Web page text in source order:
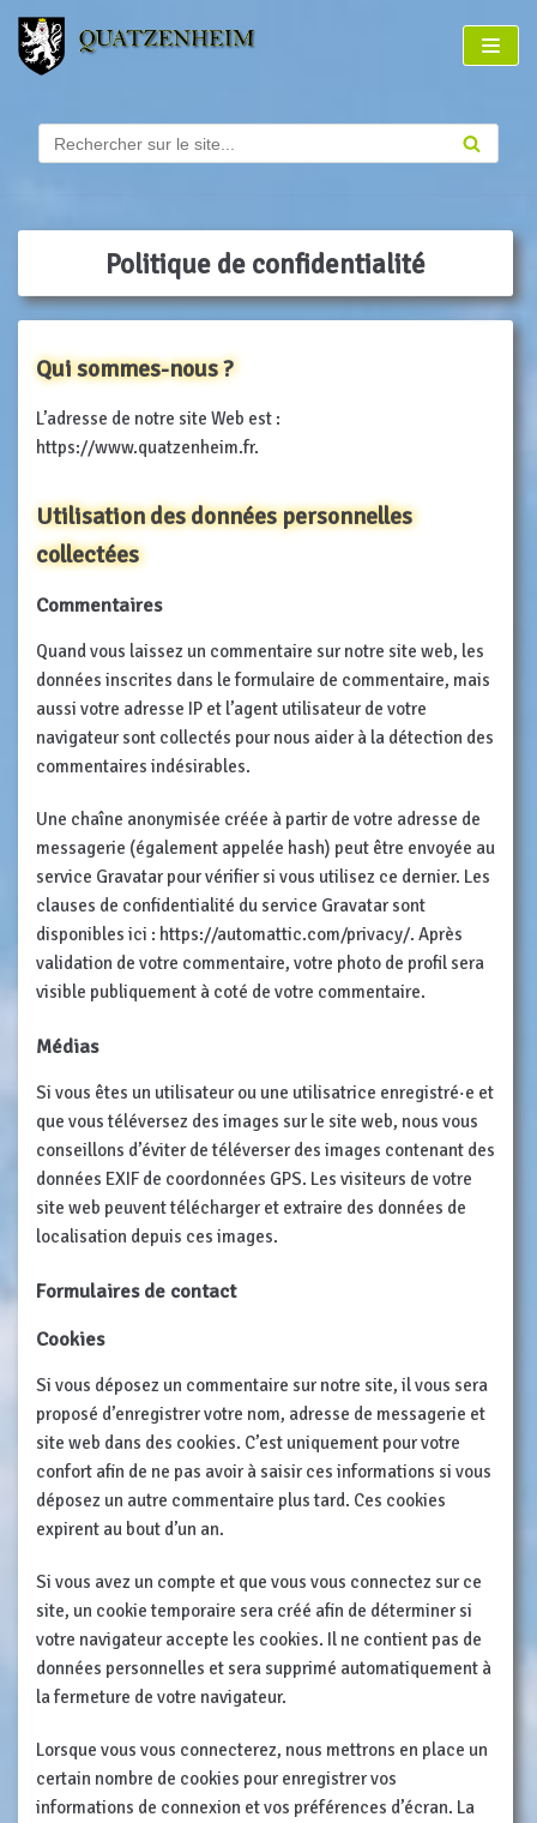
Aller
au
Politique de confidentialité
Qui sommes-nous ?
L’adresse de notre site Web est :
https://www.quatzenheim.fr.
Utilisation des données personnelles
collectées
Commentaires
Quand vous laissez un commentaire sur notre site web, les
données inscrites dans le formulaire de commentaire, mais
aussi votre adresse IP et l’agent utilisateur de votre
navigateur sont collectés pour nous aider à la détection des
commentaires indésirables.
Une chaîne anonymisée créée à partir de votre adresse de
messagerie (également appelée hash) peut être envoyée au
service Gravatar pour vérifier si vous utilisez ce dernier. Les
clauses de confidentialité du service Gravatar sont
disponibles ici : https://automattic.com/privacy/. Après
validation de votre commentaire, votre photo de profil sera
visible publiquement à coté de votre commentaire.
Médias
Si vous êtes un utilisateur ou une utilisatrice enregistré·e et
que vous téléversez des images sur le site web, nous vous
conseillons d’éviter de téléverser des images contenant des
données EXIF de coordonnées GPS. Les visiteurs de votre
site web peuvent télécharger et extraire des données de
localisation depuis ces images.
Formulaires de contact
Cookies
Si vous déposez un commentaire sur notre site, il vous sera
proposé d’enregistrer votre nom, adresse de messagerie et
site web dans des cookies. C’est uniquement pour votre
confort afin de ne pas avoir à saisir ces informations si vous
déposez un autre commentaire plus tard. Ces cookies
expirent au bout d’un an.
Si vous avez un compte et que vous vous connectez sur ce
site, un cookie temporaire sera créé afin de déterminer si
votre navigateur accepte les cookies. Il ne contient pas de
données personnelles et sera supprimé automatiquement à
la fermeture de votre navigateur.
Lorsque vous vous connecterez, nous mettrons en place un
certain nombre de cookies pour enregistrer vos
informations de connexion et vos préférences d’écran. La